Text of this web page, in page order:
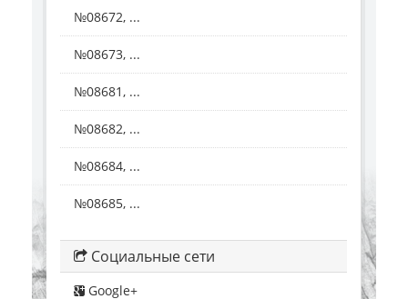
№08672, ...
№08673, ...
№08681, ...
№08682, ...
№08684, ...
№08685, ...
Социальные сети
Google+